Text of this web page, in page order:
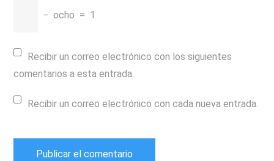
− ocho = 1
Recibir un correo electrónico con los siguientes
comentarios a esta entrada.
Recibir un correo electrónico con cada nueva entrada.